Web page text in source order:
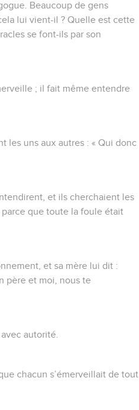
Beaucoup de gens
lui vient-il ? Quelle est cette
se font-ils par son
; il fait même entendre
les uns aux autres : « Qui donc
et ils cherchaient les
que toute la foule était
et sa mère lui dit :
père et moi, nous te
autorité.
chacun s’émerveillait de tout